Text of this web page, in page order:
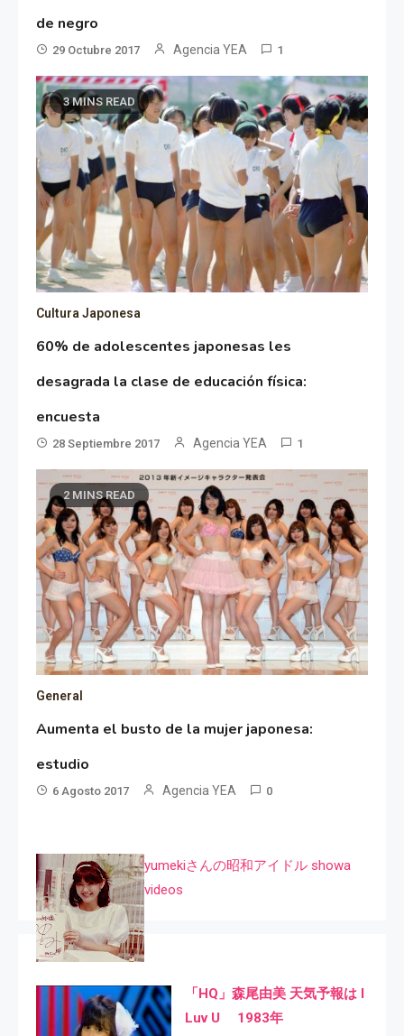
de negro
29 Octubre 2017 Agencia YEA 1
3 MINS READ
Cultura Japonesa
60% de adolescentes japonesas les
desagrada la clase de educación física:
encuesta
28 Septiembre 2017 Agencia YEA 1
2 MINS READ
General
Aumenta el busto de la mujer japonesa:
estudio
6 Agosto 2017 Agencia YEA 0
yumekiさんの昭和アイドル showa
videos
「HQ」森尾由美 天気予報は I
Luv U 1983年